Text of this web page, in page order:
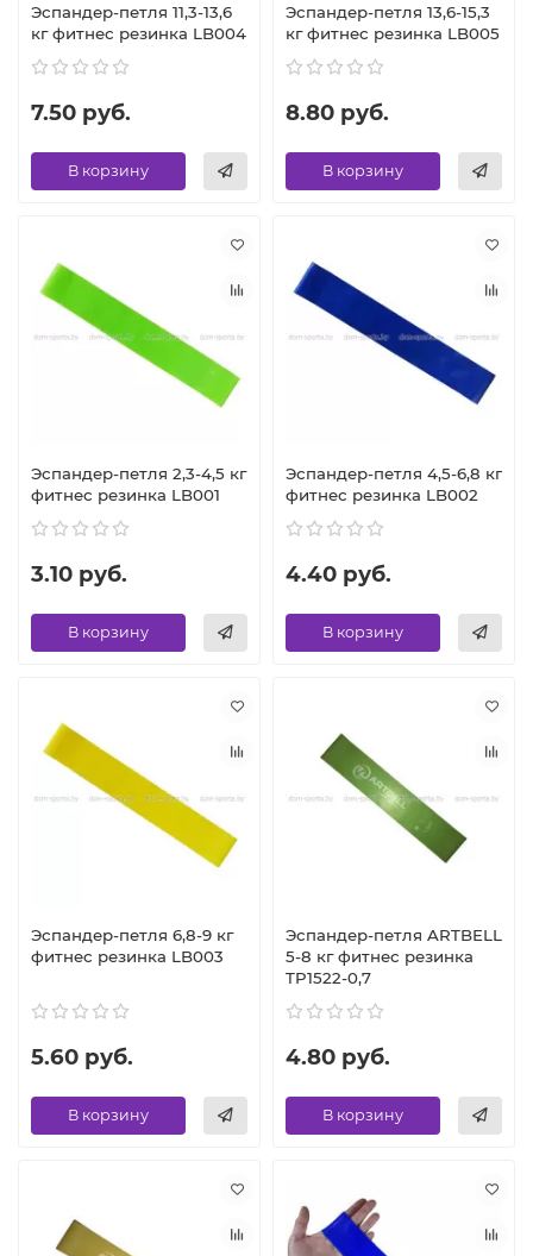
Эспандер-петля 11,3-13,6
кг фитнес резинка LB004
7.50 руб.
В корзину
Эспандер-петля 13,6-15,3
кг фитнес резинка LB005
8.80 руб.
В корзину
Эспандер-петля 2,3-4,5 кг
фитнес резинка LB001
3.10 руб.
В корзину
Эспандер-петля 4,5-6,8 кг
фитнес резинка LB002
4.40 руб.
В корзину
Эспандер-петля 6,8-9 кг
фитнес резинка LB003
5.60 руб.
В корзину
Эспандер-петля ARTBELL
5-8 кг фитнес резинка
TP1522-0,7
4.80 руб.
В корзину